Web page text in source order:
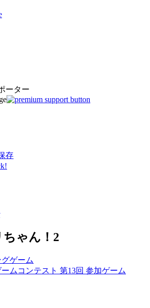
ーター
存
ゃん！2
ゲーム
ムコンテスト 第13回 参加ゲーム